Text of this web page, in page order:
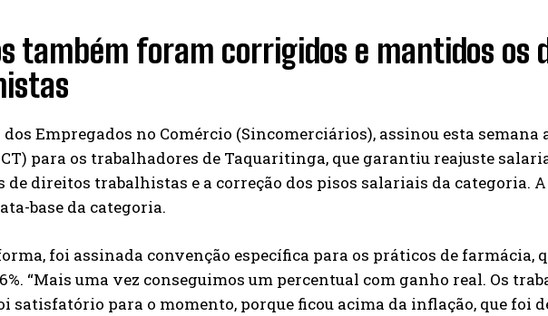
também foram corrigidos e mantidos os
dos Empregados no Comércio (Sincomerciários), assinou esta
para os trabalhadores de Taquaritinga, que garantiu reajuste
de direitos trabalhistas e a correção dos pisos salariais da categoria.
base da categoria.
foi assinada convenção específica para os práticos de farmácia,
“Mais uma vez conseguimos um percentual com ganho real. Os
satisfatório para o momento, porque ficou acima da inflação, que foi